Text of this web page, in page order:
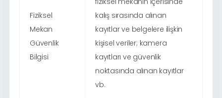
Fiziksel
Mekan
Güvenlik
Bilgisi
kalış sırasında alınan
kayıtlar ve belgelere ilişkin
kişisel veriler; kamera
kayıtları ve güvenlik
noktasında alınan kayıtlar
vb.